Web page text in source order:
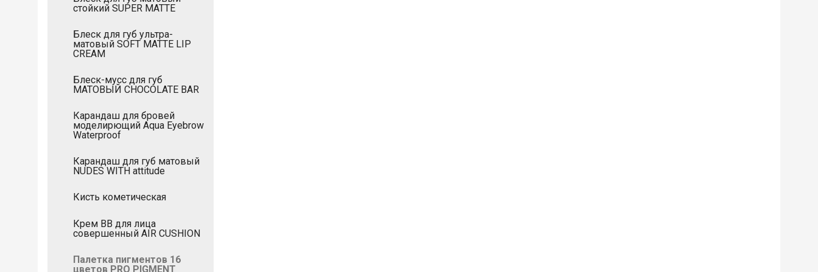
стойкий SUPER MATTE
Блеск для губ ультра-
матовый SOFT MATTE LIP
CREAM
Блеск-мусс для губ
МАТОВЫЙ CHOCOLATE BAR
Карандаш для бровей
моделирющий Aqua Eyebrow
Waterproof
Карандаш для губ матовый
NUDES WITH attitude
Кисть кометическая
Крем ВВ для лица
совершенный AIR CUSHION
Палетка пигментов 16
цветов PRO PIGMENT